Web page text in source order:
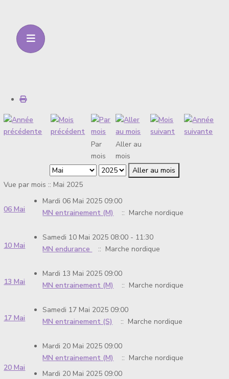
Par
mois
Aller au
mois
Aller au mois
Vue par mois :: Mai 2025
06 Mai
Mardi 06 Mai 2025 09:00
MN entrainement (M)
:: Marche nordique
10 Mai
Samedi 10 Mai 2025 08:00 - 11:30
MN endurance
:: Marche nordique
13 Mai
Mardi 13 Mai 2025 09:00
MN entrainement (M)
:: Marche nordique
17 Mai
Samedi 17 Mai 2025 09:00
MN entrainement (S)
:: Marche nordique
20 Mai
Mardi 20 Mai 2025 09:00
MN entrainement (M)
:: Marche nordique
Mardi 20 Mai 2025 09:00